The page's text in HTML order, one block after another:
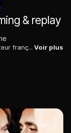
& replay
En 1977, peu après la mort de Mao. Un instituteur français retrouve sa fille chinoise, dont il ignorait l'existence, après s'être rendu dans le pays. Voir plus